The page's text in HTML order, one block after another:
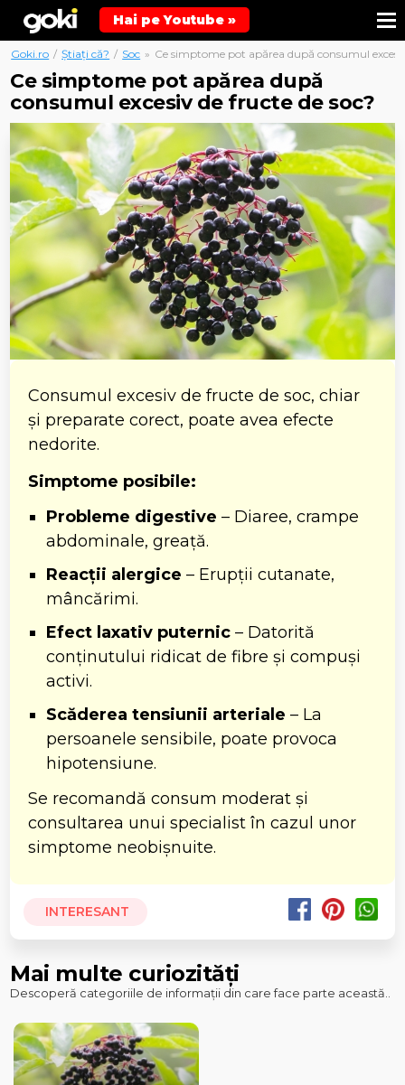
Hai pe Youtube »
Goki.ro / Știați că? / Soc » Ce simptome pot apărea după consumul
Ce simptome pot apărea după
consumul excesiv de fructe de soc?
Consumul excesiv de fructe de soc, chiar
și preparate corect, poate avea efecte
nedorite.
Simptome posibile:
Probleme digestive – Diaree, crampe
abdominale, greață.
Reacții alergice – Erupții cutanate,
mâncărimi.
Efect laxativ puternic – Datorită
conținutului ridicat de fibre și compuși
activi.
Scăderea tensiunii arteriale – La
persoanele sensibile, poate provoca
hipotensiune.
Se recomandă consum moderat și
consultarea unui specialist în cazul unor
simptome neobișnuite.
INTERESANT
Mai multe curiozități
Descoperă categoriile de informații din care face parte această..